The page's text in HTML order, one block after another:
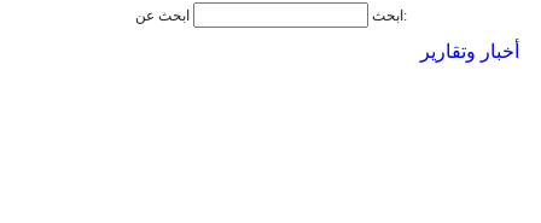
ابحث ابحث عن:
أخبار وتقارير